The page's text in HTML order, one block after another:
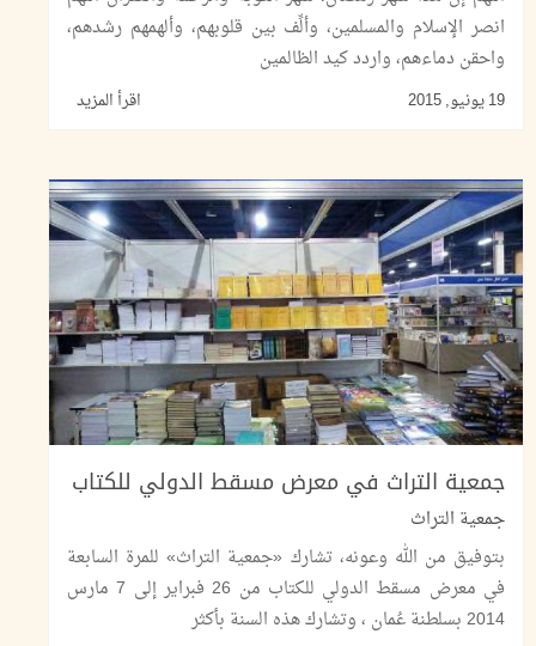
انصر الإسلام والمسلمين، وألِّف بين قلوبهم، وألهمهم رشدهم،
واحقن دماءهم، واردد كيد الظالمين
19 يونيو, 2015 اقرأ المزيد
جمعية التراث في معرض مسقط الدولي للكتاب
جمعية التراث
بتوفيق من الله وعونه، تشارك «جمعية التراث» للمرة السابعة
في معرض مسقط الدولي للكتاب من 26 فبراير إلى 7 مارس
2014 بسلطنة عُمان ، وتشارك هذه السنة بأكثر